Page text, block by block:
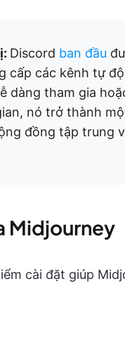
Discord ban đầu
cấp các kênh tự
dàng tham gia
nó trở thành
đồng tập trung
Midjourney
cài đặt giúp